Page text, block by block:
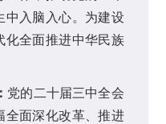
中入脑入心。为建设
化全面推进中华民族
党的二十届三中全会
全面深化改革、推进